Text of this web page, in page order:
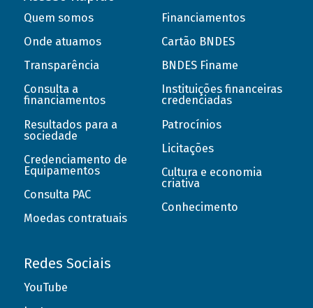
Quem somos
Onde atuamos
Transparência
Consulta a
financiamentos
Resultados para a
sociedade
Credenciamento de
Equipamentos
Consulta PAC
Moedas contratuais
Financiamentos
Cartão BNDES
BNDES Finame
Instituições financeiras
credenciadas
Patrocínios
Licitações
Cultura e economia
criativa
Conhecimento
Redes Sociais
YouTube